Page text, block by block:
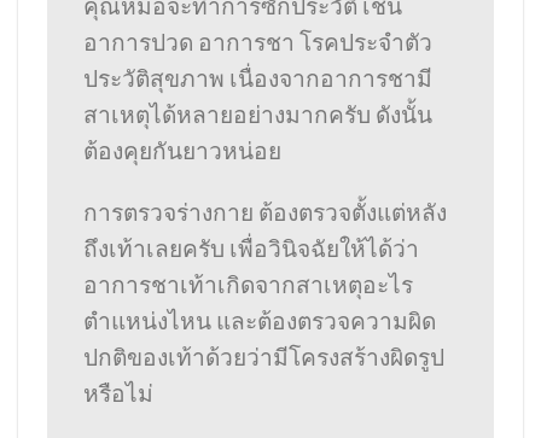
อาการปวด อาการชา โรคประจำตัว
ประวัติสุขภาพ เนื่องจากอาการชามี
สาเหตุได้หลายอย่างมากครับ ดังนั้น
ต้องคุยกันยาวหน่อย
การตรวจร่างกาย ต้องตรวจตั้งแต่หลัง
ถึงเท้าเลยครับ เพื่อวินิจฉัยให้ได้ว่า
อาการชาเท้าเกิดจากสาเหตุอะไร
ตำแหน่งไหน และต้องตรวจความผิด
ปกติของเท้าด้วยว่ามีโครงสร้างผิดรูป
หรือไม่